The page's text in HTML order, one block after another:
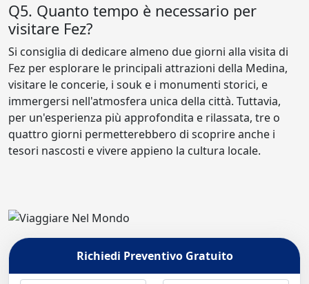
Q5. Quanto tempo è necessario per
visitare Fez?
Si consiglia di dedicare almeno due giorni alla visita di
Fez per esplorare le principali attrazioni della Medina,
visitare le concerie, i souk e i monumenti storici, e
immergersi nell'atmosfera unica della città. Tuttavia,
per un'esperienza più approfondita e rilassata, tre o
quattro giorni permetterebbero di scoprire anche i
tesori nascosti e vivere appieno la cultura locale.
Richiedi Preventivo Gratuito